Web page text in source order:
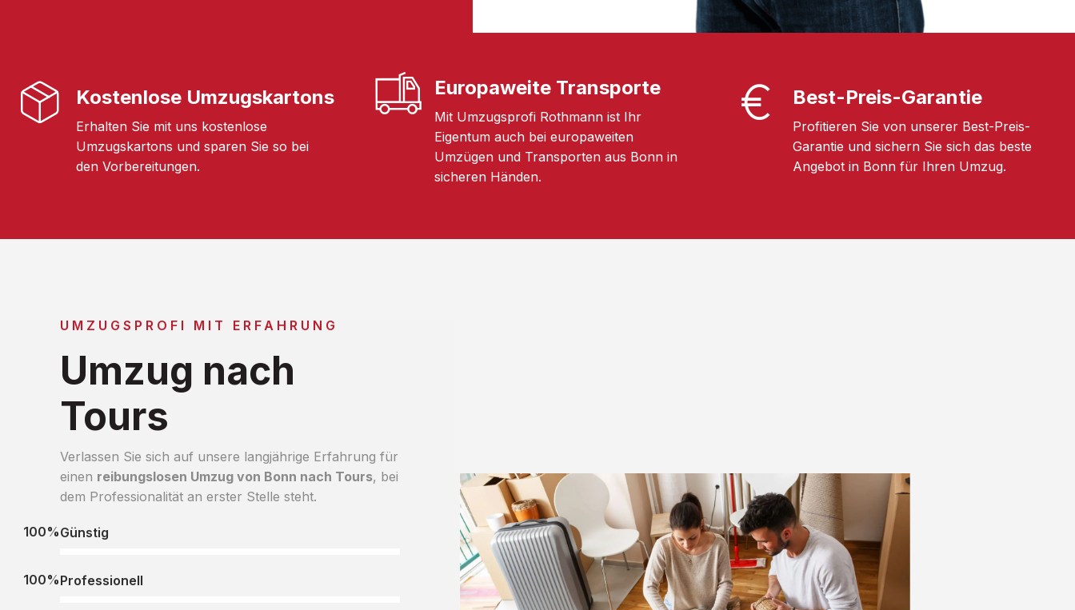
Kostenlose Umzugskartons
Erhalten Sie mit uns kostenlose
Umzugskartons und sparen Sie so bei
den Vorbereitungen.
Europaweite Transporte
Mit Umzugsprofi Rothmann ist Ihr
Eigentum auch bei europaweiten
Umzügen und Transporten aus Bonn in
sicheren Händen.
Best-Preis-Garantie
Profitieren Sie von unserer Best-Preis-
Garantie und sichern Sie sich das beste
Angebot in Bonn für Ihren Umzug.
UMZUGSPROFI MIT ERFAHRUNG
Umzug nach
Tours
Verlassen Sie sich auf unsere langjährige Erfahrung für
einen reibungslosen Umzug von Bonn nach Tours, bei
dem Professionalität an erster Stelle steht.
Günstig
100%
Professionell
100%